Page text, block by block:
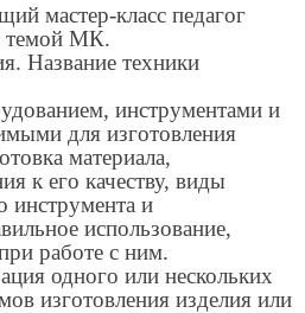
мастер-класс педагог
темой МК.
Название техники
инструментами и
для изготовления
материала,
к его качеству, виды
инструмента и
использование,
работе с ним.
одного или нескольких
изготовления изделия или